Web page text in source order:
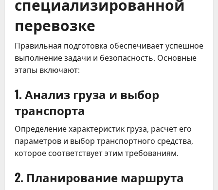
перевозке
Правильная подготовка обеспечивает успешное
выполнение задачи и безопасность. Основные
этапы включают:
1. Анализ груза и выбор
транспорта
Определение характеристик груза, расчет его
параметров и выбор транспортного средства,
которое соответствует этим требованиям.
2. Планирование маршрута